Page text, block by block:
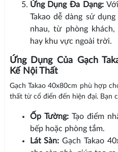
Ứng Dụng Đa Dạng:Với
Takao dễ dàng sử
nhau, từ phòng
hay khu vực ngoài trời.
Ứng Dụng Của Gạch
Kế Nội Thất
Gạch Takao 40x80cm phù hợp
thất từ cổ điển đến hiện đại. Bạn
Ốp Tường:Tạo điểm
bếp hoặc phòng tắm.
Lát Sàn: Gạch Takao